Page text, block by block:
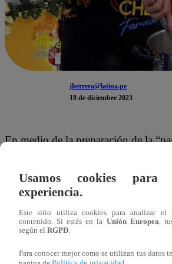
jherrera@latina.pe
18 de diciembre 2023
En medio de la preparación de la
prepararon una cena navideña. Al
ayuda a su amigo Christian.
Lo que sorprendió y llamó la
llegó a ser finalista este señor?”
Usamos cookies
experiencia.
Este sitio utiliza cookies para analizar el
contenido. Si estás en la Unión Europea,
según el RGPD.
Para conocer mejor como se utilizan tus datos